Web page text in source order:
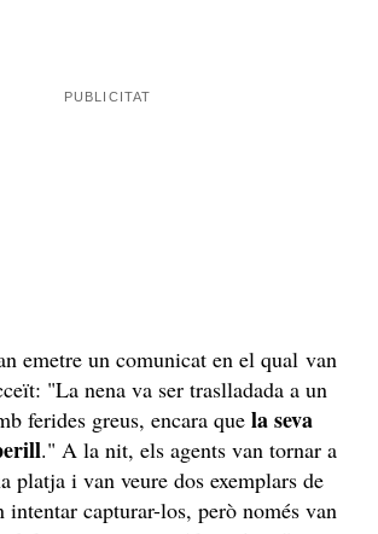
emetre un comunicat en el qual van
"La nena va ser traslladada a un
ferides greus, encara que la seva
." A la nit, els agents van tornar a
platja i van veure dos exemplars de
intentar capturar-los, però només van